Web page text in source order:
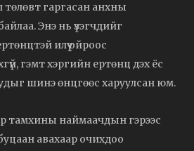
төлөвт гаргасан анхны
Энэ нь үзэгчдийг
илүү ойроос
гэмт хэргийн ертөнц дэх ёс
шинэ өнцгөөс харуулсан юм.
тамхины наймаачдын гэрээс
авахаар очихдоо